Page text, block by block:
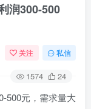
润300-500
关注 私信
1574 24
500元，需求量大